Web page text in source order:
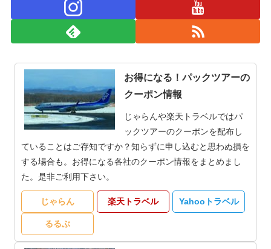
お得になる！パックツアーの
クーポン情報
じゃらんや楽天トラベルではパ
ックツアーのクーポンを配布し
ていることはご存知ですか？知らずに申し込むと思わぬ損を
する場合も。お得になる各社のクーポン情報をまとめまし
た。是非ご利用下さい。
じゃらん 楽天トラベル Yahooトラベル
るるぶ